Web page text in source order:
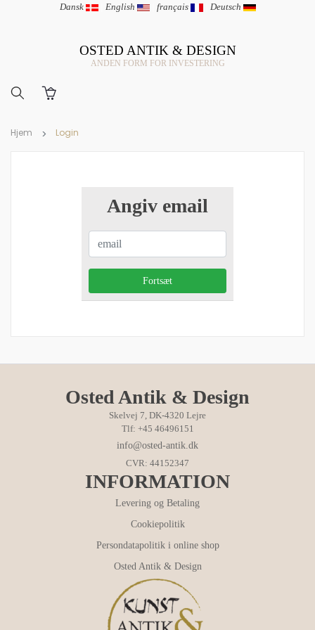
Dansk | English | français | Deutsch
OSTED ANTIK & DESIGN
ANDEN FORM FOR INVESTERING
Hjem Login
Angiv email
Osted Antik & Design
Skelvej 7, DK-4320 Lejre
Tlf: +45 46496151
info@osted-antik.dk
CVR: 44152347
INFORMATION
Levering og Betaling
Cookiepolitik
Persondatapolitik i online shop
Osted Antik & Design